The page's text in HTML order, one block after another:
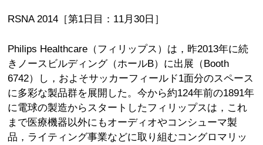
RSNA 2014［第1日目：11月30日］
Philips Healthcare（フィリップス）は，昨2013年に続
きノースビルディング（ホールB）に出展（Booth
6742）し，およそサッカーフィールド1面分のスペース
に多彩な製品群を展開した。今から約124年前の1891年
に電球の製造からスタートしたフィリップスは，これ
まで医療機器以外にもオーディオやコンシューマ製
品，ライティング事業などに取り組むコングロマリッ